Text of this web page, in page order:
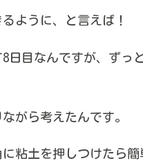
ように、と言えば！
日目なんですが、ずっ
がら考えたんです。
粘土を押しつけたら